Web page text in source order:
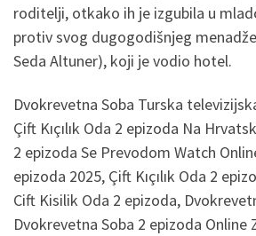
roditelji, otkako ih je izgubila u
protiv svog dugogodišnjeg
Seda Altuner), koji je vodio hotel.
Dvokrevetna Soba Turska
Çift Kıçılık Oda 2 epizoda Na
2 epizoda Se Prevodom Watch
epizoda 2025, Çift Kıçılık Oda 2
Cift Kisilik Oda 2 epizoda,
Dvokrevetna Soba 2 epizoda Online